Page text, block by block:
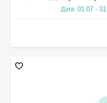
Дата: 01.07 -